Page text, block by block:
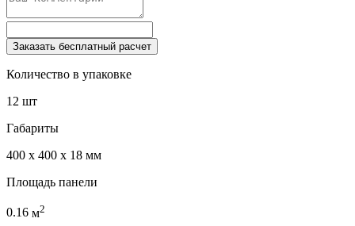
Заказать бесплатный расчет
Количество в упаковке
12 шт
Габариты
400 x 400 x 18 мм
Площадь панели
0.16 м2